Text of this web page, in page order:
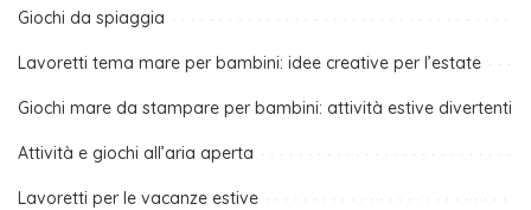
Giochi da spiaggia
Lavoretti tema mare per bambini: idee creative per l’estate
Giochi mare da stampare per bambini: attività estive divertenti
Attività e giochi all’aria aperta
Lavoretti per le vacanze estive